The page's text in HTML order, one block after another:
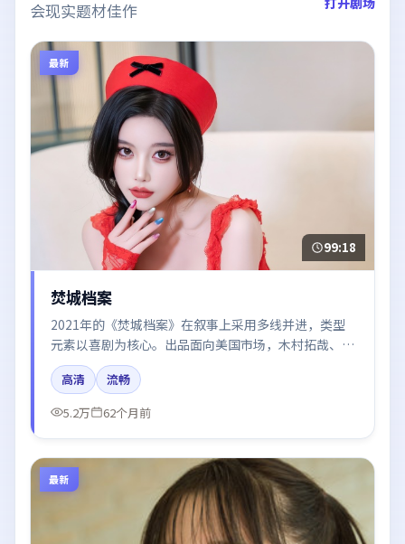
会现实题材佳作
最新
99:18
焚城档案
2021年的《焚城档案》在叙事上采用多线并进，类型
元素以喜剧为核心。出品面向美国市场，木村拓哉、周
迅、王凯、咏梅、秦海璐所饰角色推动关键反转，结尾
留白引发讨论。
高清
流畅
5.2万
62个月前
最新